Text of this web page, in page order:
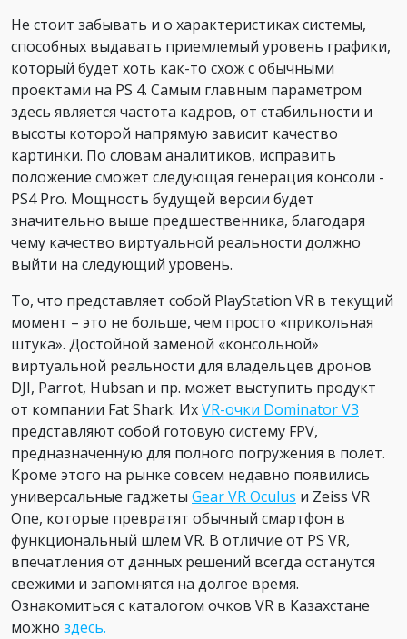
Не стоит забывать и о характеристиках системы,
способных выдавать приемлемый уровень графики,
который будет хоть как-то схож с обычными
проектами на PS 4. Самым главным параметром
здесь является частота кадров, от стабильности и
высоты которой напрямую зависит качество
картинки. По словам аналитиков, исправить
положение сможет следующая генерация консоли -
PS4 Pro. Мощность будущей версии будет
значительно выше предшественника, благодаря
чему качество виртуальной реальности должно
выйти на следующий уровень.
То, что представляет собой PlayStation VR в текущий
момент – это не больше, чем просто «прикольная
штука». Достойной заменой «консольной»
виртуальной реальности для владельцев дронов
DJI, Parrot, Hubsan и пр. может выступить продукт
от компании Fat Shark. ИхVR-очки Dominator V3
представляют собой готовую систему FPV,
предназначенную для полного погружения в полет.
Кроме этого на рынке совсем недавно появились
универсальные гаджеты Gear VR Oculus и Zeiss VR
One, которые превратят обычный смартфон в
функциональный шлем VR. В отличие от PS VR,
впечатления от данных решений всегда останутся
свежими и запомнятся на долгое время.
Ознакомиться с каталогом очков VR в Казахстане
можно здесь.